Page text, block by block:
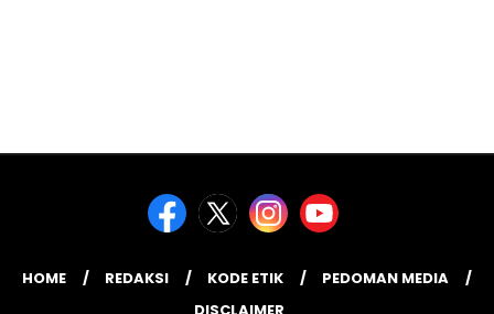
HOME REDAKSI KODE ETIK
PEDOMAN MEDIA